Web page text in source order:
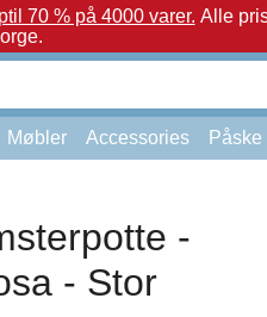
70 % på 4000 varer. Alle
Møbler Accessories Påske
-
- Stor